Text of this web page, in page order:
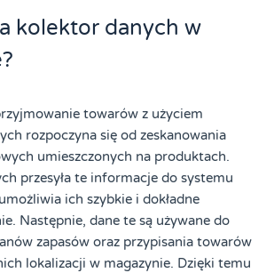
kolektor danych w
towarów z użyciem
rozpoczyna się od zeskanowania
umieszczonych na produktach.
przesyła te informacje do systemu
ich szybkie i dokładne
Następnie, dane te są używane do
zapasów oraz przypisania towarów
lokalizacji w magazynie. Dzięki temu